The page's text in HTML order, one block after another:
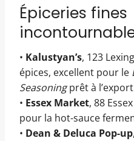
Épiceries fines
• Kalustyan’s, 123
épices, excellent pour le
Seasoningprêt à
• Essex Market, 88
pour la hot-sauce
• Dean & Deluca Pop-up